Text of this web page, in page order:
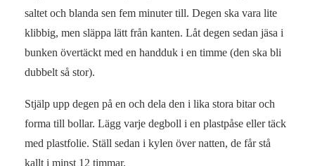
saltet och blanda sen fem minuter till. Degen ska vara lite
klibbig, men släppa lätt från kanten. Låt degen sedan jäsa i
bunken övertäckt med en handduk i en timme (den ska bli
dubbelt så stor).
Stjälp upp degen på en och dela den i lika stora bitar och
forma till bollar. Lägg varje degboll i en plastpåse eller täck
med plastfolie. Ställ sedan i kylen över natten, de får stå
kallt i minst 12 timmar.